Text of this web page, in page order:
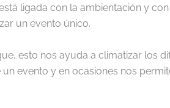
ligada con la ambientación y
un evento único.
esto nos ayuda a climatizar los
evento y en ocasiones nos